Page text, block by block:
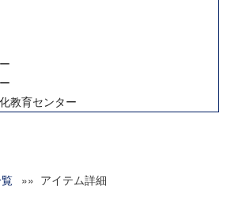
教育センター
チインスティテュート
»» アイテム詳細